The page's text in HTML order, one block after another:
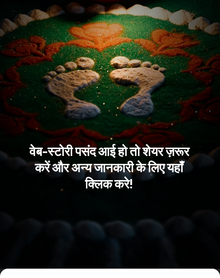
वेब-स्टोरी पसंद आई हो तो शेयर ज़रूर
करें और अन्य जानकारी के लिए यहाँ
क्लिक करे!